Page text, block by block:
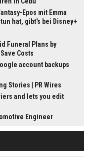
Epos mit Emma
hat, gibt's bei Disney+
Funeral Plans by
Costs
account backups
Stories | PR Wires
and lets you edit
Engineer